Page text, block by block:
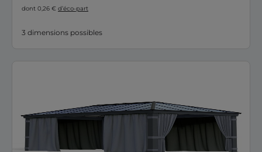
dont 0,26 € d’éco-part
3 dimensions possibles